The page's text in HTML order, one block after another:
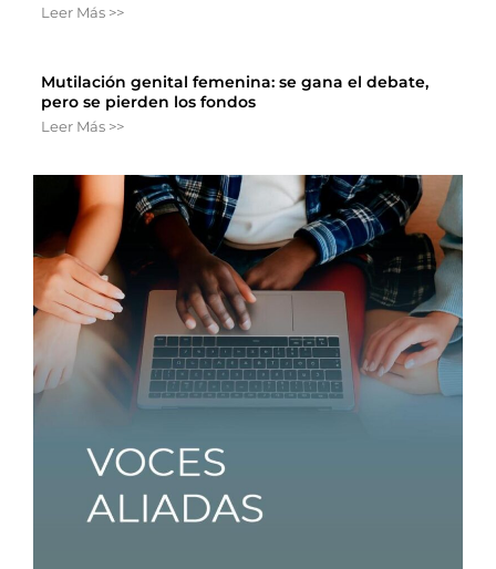
Leer Más >>
Mutilación genital femenina: se gana el debate,
pero se pierden los fondos
Leer Más >>